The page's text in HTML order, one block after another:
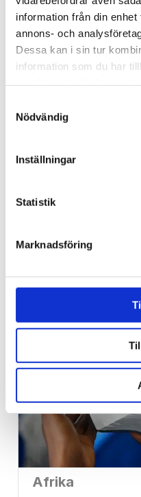
information från din
annons- och
Dessa kan i sin tur
information som du har
Nödvändig
Inställningar
Statistik
Marknadsföring
Regeringen
blivit
Afrika